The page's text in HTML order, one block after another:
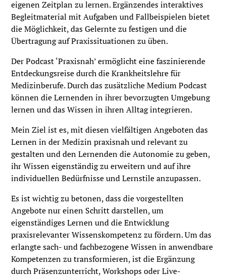
eigenen Zeitplan zu lernen. Ergänzendes interaktives
Begleitmaterial mit Aufgaben und Fallbeispielen bietet
die Möglichkeit, das Gelernte zu festigen und die
Übertragung auf Praxissituationen zu üben.
Der Podcast ‘Praxisnah’ ermöglicht eine faszinierende
Entdeckungsreise durch die Krankheitslehre für
Medizinberufe. Durch das zusätzliche Medium Podcast
können die Lernenden in ihrer bevorzugten Umgebung
lernen und das Wissen in ihren Alltag integrieren.
Mein Ziel ist es, mit diesen vielfältigen Angeboten das
Lernen in der Medizin praxisnah und relevant zu
gestalten und den Lernenden die Autonomie zu geben,
ihr Wissen eigenständig zu erweitern und auf ihre
individuellen Bedürfnisse und Lernstile anzupassen.
Es ist wichtig zu betonen, dass die vorgestellten
Angebote nur einen Schritt darstellen, um
eigenständiges Lernen und die Entwicklung
praxisrelevanter Wissenskompetenz zu fördern. Um das
erlangte sach- und fachbezogene Wissen in anwendbare
Kompetenzen zu transformieren, ist die Ergänzung
durch Präsenzunterricht, Workshops oder Live-